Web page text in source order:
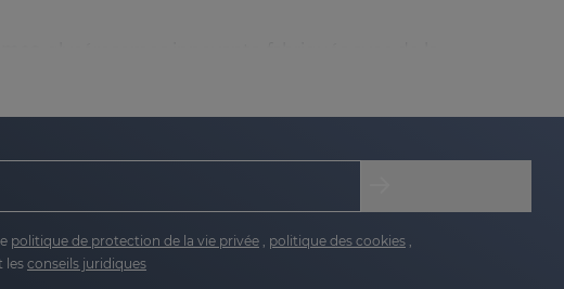
pour leurs propriétés apaisantes, hydratantes et
politique de protection de la vie privée politique des cookies
lesconseils juridiques